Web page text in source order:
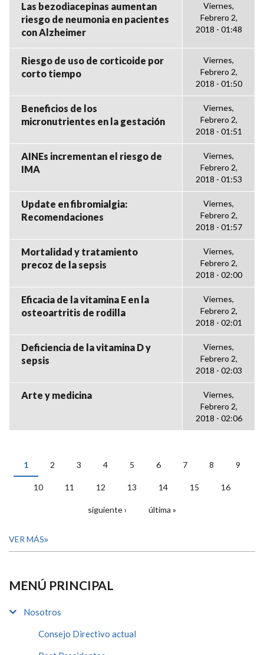
Las bezodiacepinas aumentan
riesgo de neumonia en pacientes
con Alzheimer
Viernes,
Febrero 2,
2018 - 01:48
Riesgo de uso de corticoide por
corto tiempo
Viernes,
Febrero 2,
2018 - 01:50
Beneficios de los
micronutrientes en la gestación
Viernes,
Febrero 2,
2018 - 01:51
AINEs incrementan el riesgo de
IMA
Viernes,
Febrero 2,
2018 - 01:53
Update en fibromialgia:
Recomendaciones
Viernes,
Febrero 2,
2018 - 01:57
Mortalidad y tratamiento
precoz de la sepsis
Viernes,
Febrero 2,
2018 - 02:00
Eficacia de la vitamina E en la
osteoartritis de rodilla
Viernes,
Febrero 2,
2018 - 02:01
Deficiencia de la vitamina D y
sepsis
Viernes,
Febrero 2,
2018 - 02:03
Arte y medicina
Viernes,
Febrero 2,
2018 - 02:06
PÁGINAS
1 2 3 4 5 6 7 8 9
10 11 12 13 14 15 16
siguiente › última »
VER MÁS
MENÚ PRINCIPAL
Nosotros
Consejo Directivo actual